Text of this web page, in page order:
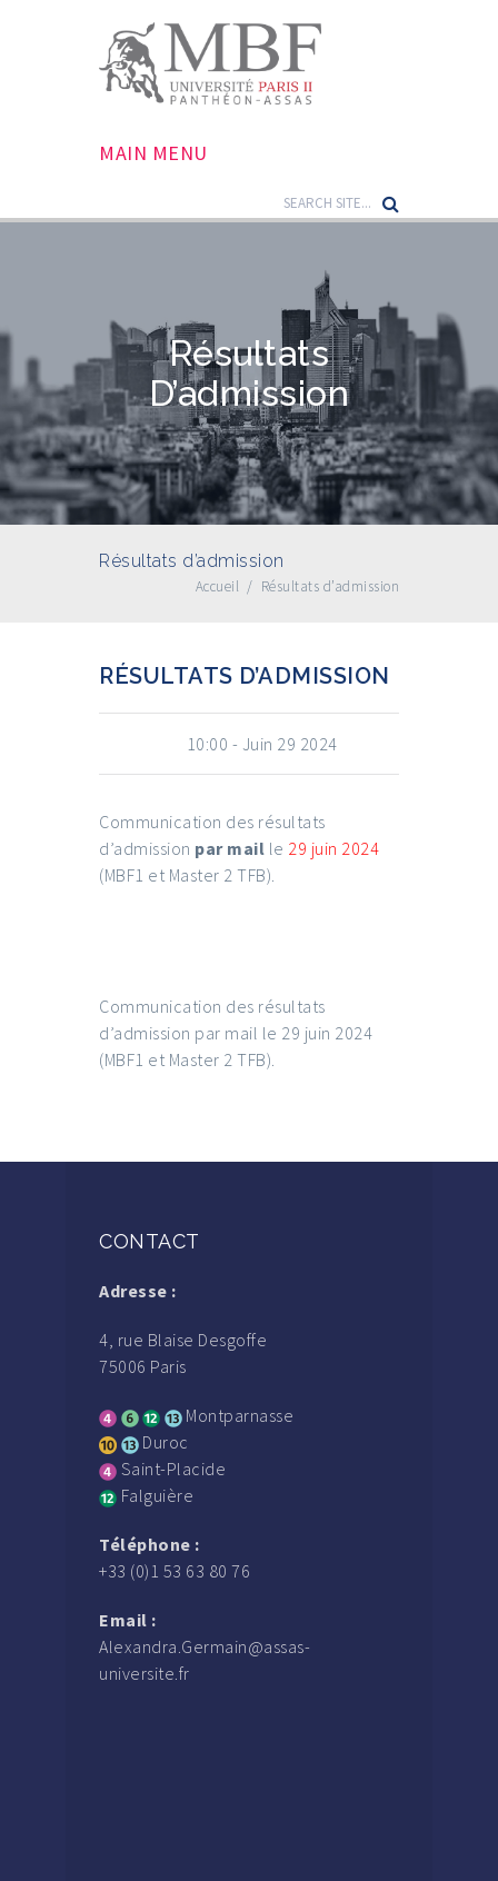
MAIN MENU
Résultats
D’admission
Résultats d’admission
Accueil / Résultats d’admission
RÉSULTATS D’ADMISSION
10:00 - Juin 29 2024
Communication des résultats
d’admission par mail le 29 juin 2024
(MBF1 et Master 2 TFB).
Communication des résultats
d’admission par mail le 29 juin 2024
(MBF1 et Master 2 TFB).
CONTACT
Adresse :
4, rue Blaise Desgoffe
75006 Paris
Montparnasse
Duroc
Saint-Placide
Falguière
Téléphone :
+33 (0)1 53 63 80 76
Email :
Alexandra.Germain@assas-
universite.fr